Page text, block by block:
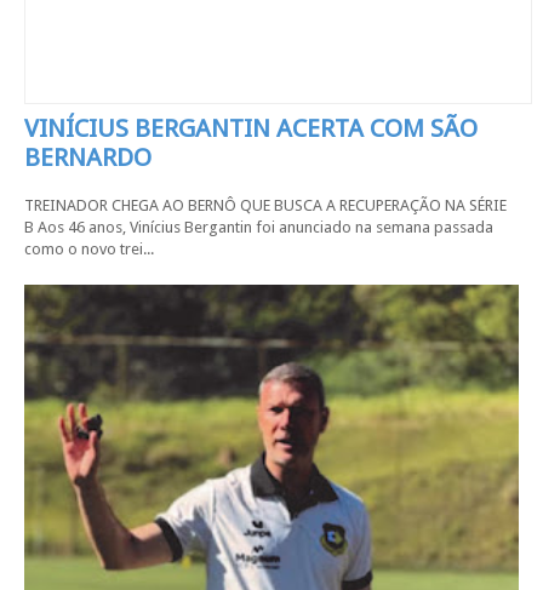
VINÍCIUS BERGANTIN ACERTA COM SÃO
BERNARDO
TREINADOR CHEGA AO BERNÔ QUE BUSCA A RECUPERAÇÃO NA SÉRIE
B Aos 46 anos, Vinícius Bergantin foi anunciado na semana passada
como o novo trei...